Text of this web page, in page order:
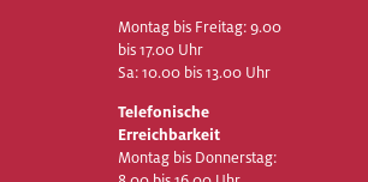
Montag bis Freitag: 9.00
bis 17.00 Uhr
Sa: 10.00 bis 13.00 Uhr
Telefonische
Erreichbarkeit
Montag bis Donnerstag: